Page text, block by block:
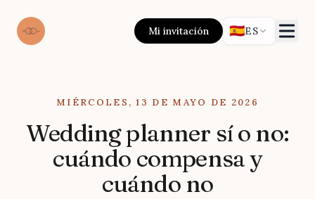
Mi invitación 🇪🇸ES
Published onMIÉRCOLES, 13 DE MAYO DE 2026
Wedding planner sí o no:
cuándo compensa y
cuándo no